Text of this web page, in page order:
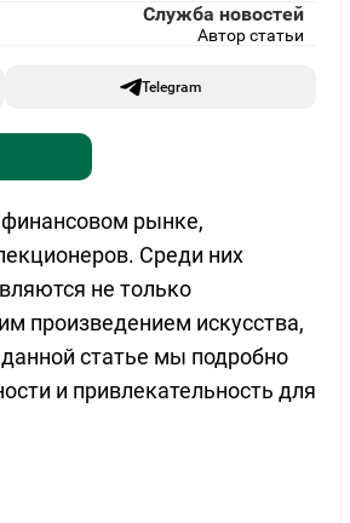
Служба новостей
Автор статьи
Telegram
рынке,
Среди них
не только
произведением искусства,
статье мы подробно
и привлекательность для